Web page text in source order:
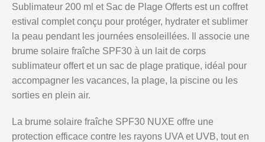
Sublimateur 200 ml et Sac de Plage Offerts est un coffret
estival complet conçu pour protéger, hydrater et sublimer
la peau pendant les journées ensoleillées. Il associe une
brume solaire fraîche SPF30 à un lait de corps
sublimateur offert et un sac de plage pratique, idéal pour
accompagner les vacances, la plage, la piscine ou les
sorties en plein air.
La brume solaire fraîche SPF30 NUXE offre une
protection efficace contre les rayons UVA et UVB, tout en